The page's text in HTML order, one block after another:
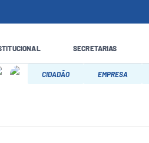
SECRETARIAS
CIDADÃO EMPRESA